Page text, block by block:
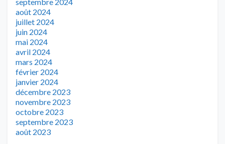
août 2024
juillet 2024
juin 2024
mai 2024
avril 2024
mars 2024
février 2024
janvier 2024
décembre 2023
novembre 2023
octobre 2023
septembre 2023
août 2023